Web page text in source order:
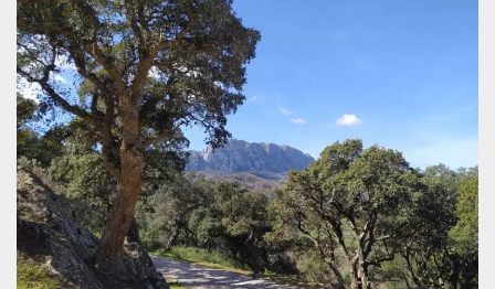
m
Stripe
m.stripe.com
of payment
processing
services,
facilitating
caching of
content on
the browser
to make
pages load
faster.